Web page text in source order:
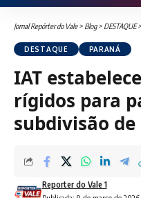
Jornal Repórter do Vale> Blog> DESTAQUE>
DESTAQUE PARANÁ
IAT
rígidos para
subdivisão
Reporter do Vale 1